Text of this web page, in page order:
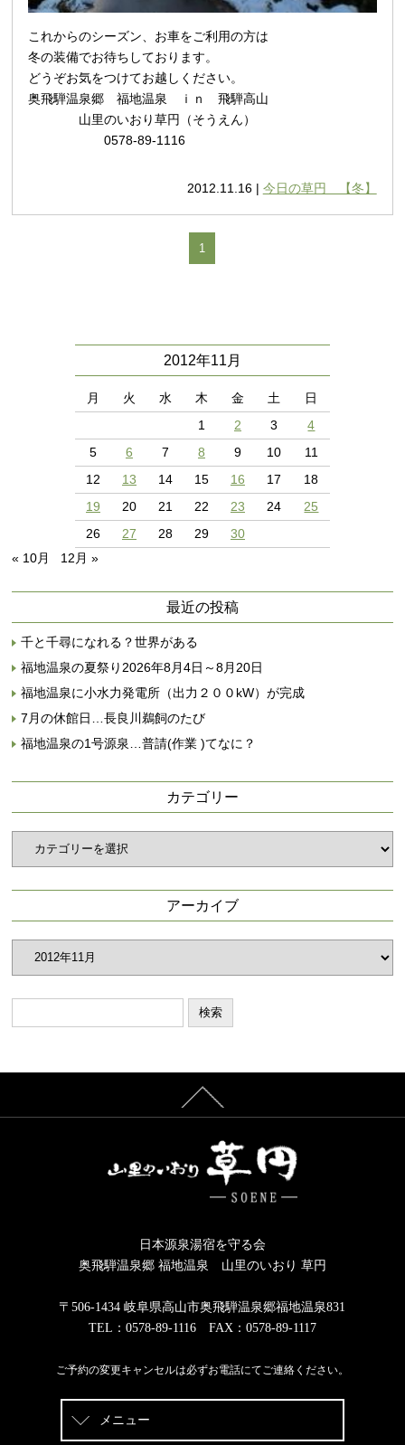
これからのシーズン、お車をご利用の方は
冬の装備でお待ちしております。
どうぞお気をつけてお越しください。
奥飛騨温泉郷 福地温泉 ｉｎ 飛騨高山
山里のいおり草円（そうえん）
0578-89-1116
2012.11.16 | 今日の草円 【冬】
1
2012年11月
月 火 水 木 金 土 日
1 2 3
4
5
6 7 8 9 10
11
12
13 14 15 16 17
18
19
20 21 22 23 24
25
26
27 28 29 30
« 10月 12月 »
最近の投稿
千と千尋になれる？世界がある
福地温泉の夏祭り2026年8月4日～8月20日
福地温泉に小水力発電所（出力２００kW）が完成
7月の休館日…長良川鵜飼のたび
福地温泉の1号源泉…普請(作業 )てなに？
カテゴリー
カ
リ
アーカイブ
ア
イ
日本源泉湯宿を守る会
奥飛騨温泉郷 福地温泉 山里のいおり 草円
〒506-1434 岐阜県高山市奥飛騨温泉郷福地温泉831
TEL：0578-89-1116 FAX：0578-89-1117
ご予約の変更キャンセルは必ずお電話にてご連絡ください。
メニュー